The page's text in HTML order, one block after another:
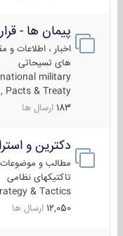
پیمان ها -
اخبار ، اطلاعات و
های تسیحاتی
military
, Pacts & Treaty
183 ارسال ها
دکترین و
مطالب و موضوعات
تاکتیکهای نظامی
& Tactics
12,050 ارسال ها